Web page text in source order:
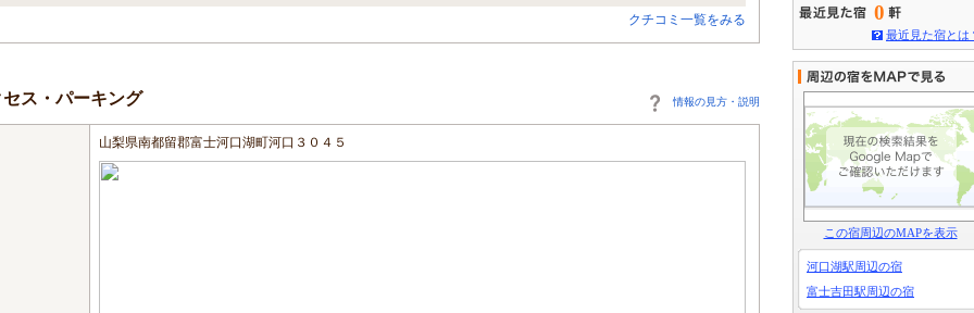
クチコミ一覧をみる
セス・パーキング 情報の見方・説明
山梨県南都留郡富士河口湖町河口３０４５
0
最近見た宿とは
この宿周辺のMAPを表示
河口湖駅周辺の宿
富士吉田駅周辺の宿